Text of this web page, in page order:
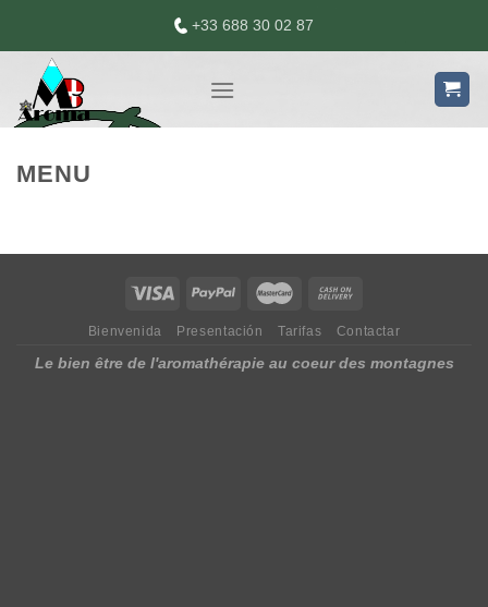
content
+33 688 30 02 87
MENU
Bienvenida Presentación Tarifas Contactar
Le bien être de l'aromathérapie au coeur des montagnes